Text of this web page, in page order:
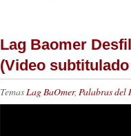
Lag Baomer
(Video
Temas Lag BaOmer, Palabras del